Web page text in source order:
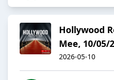
Hollywood
Mee, 10/05/
2026-05-10